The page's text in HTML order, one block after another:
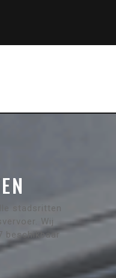
stadsritten
Wij
beschikbaar